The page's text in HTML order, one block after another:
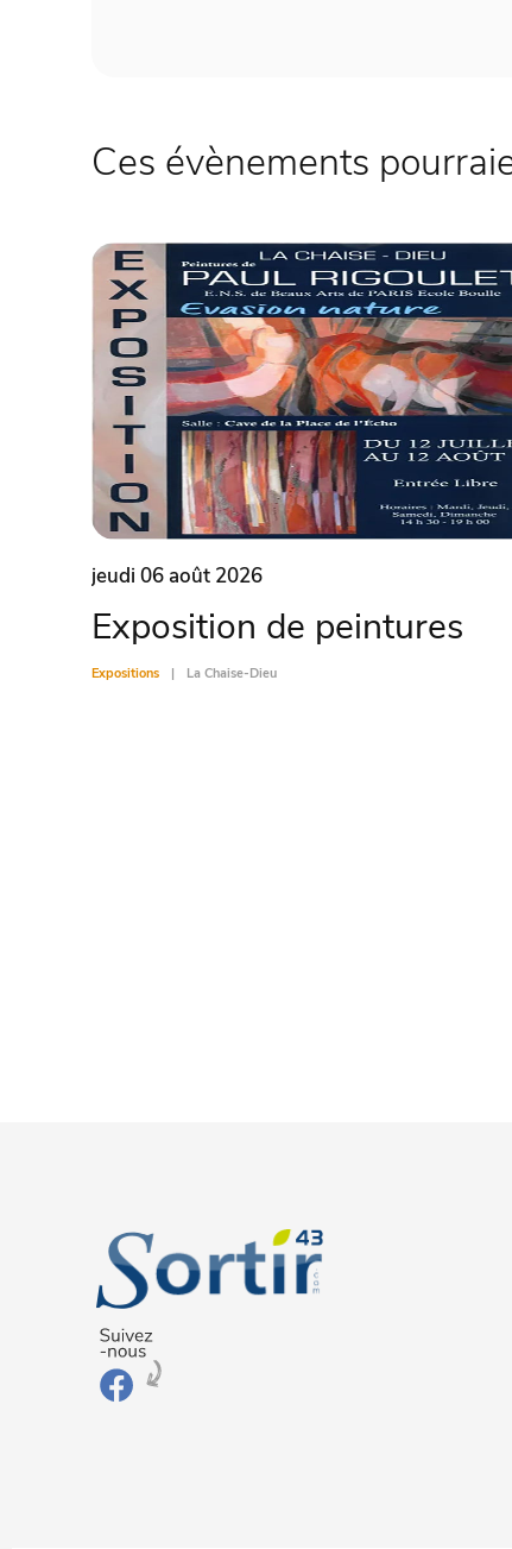
Ces évènements
jeudi 06 août 2026
Exposition de peintures
Expositions La Chaise-Dieu